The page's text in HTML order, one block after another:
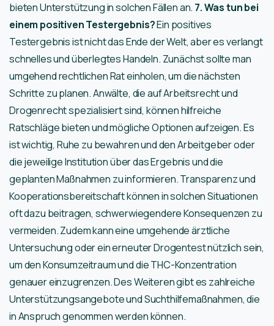
bieten Unterstützung in solchen Fällen an. 7. Was tun bei
einem positiven Testergebnis?Ein positives
Testergebnis ist nicht das Ende der Welt, aber es verlangt
schnelles und überlegtes Handeln. Zunächst sollte man
umgehend rechtlichen Rat einholen, um die nächsten
Schritte zu planen. Anwälte, die auf Arbeitsrecht und
Drogenrecht spezialisiert sind, können hilfreiche
Ratschläge bieten und mögliche Optionen aufzeigen. Es
ist wichtig, Ruhe zu bewahren und den Arbeitgeber oder
die jeweilige Institution über das Ergebnis und die
geplanten Maßnahmen zu informieren. Transparenz und
Kooperationsbereitschaft können in solchen Situationen
oft dazu beitragen, schwerwiegendere Konsequenzen zu
vermeiden. Zudem kann eine umgehende ärztliche
Untersuchung oder ein erneuter Drogentest nützlich sein,
um den Konsumzeitraum und die THC-Konzentration
genauer einzugrenzen. Des Weiteren gibt es zahlreiche
Unterstützungsangebote und Suchthilfemaßnahmen, die
in Anspruch genommen werden können.